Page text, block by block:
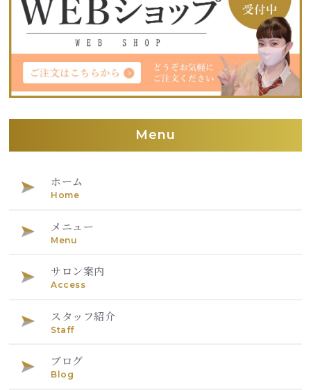
Menu
ホーム
Home
メニュー
Menu
サロン案内
Access
スタッフ紹介
Staff
ブログ
Blog